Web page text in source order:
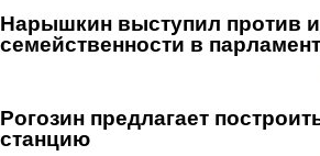
Нарышкин выступил против
семейственности в
Рогозин предлагает
станцию